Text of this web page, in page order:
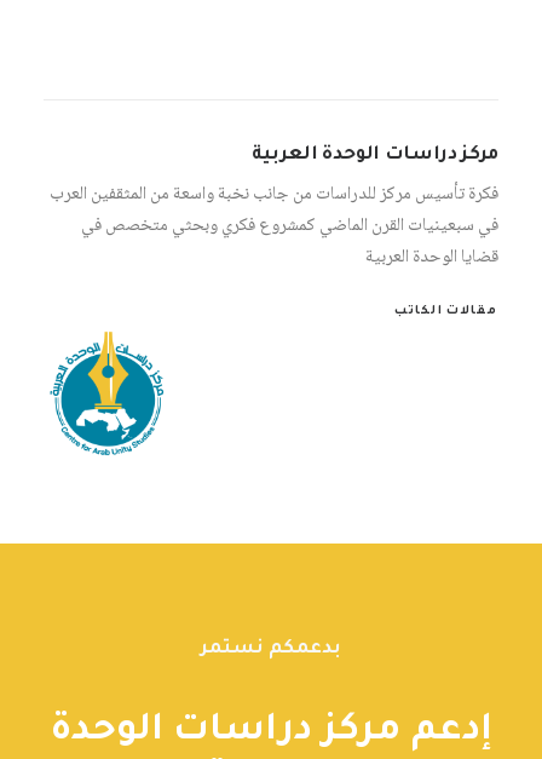
مركز دراسات الوحدة العربية
فكرة تأسيس مركز للدراسات من جانب نخبة واسعة من المثقفين العرب
في سبعينيات القرن الماضي كمشروع فكري وبحثي متخصص في
قضايا الوحدة العربية
مقالات الكاتب
بدعمكم نستمر
إدعم مركز دراسات الوحدة